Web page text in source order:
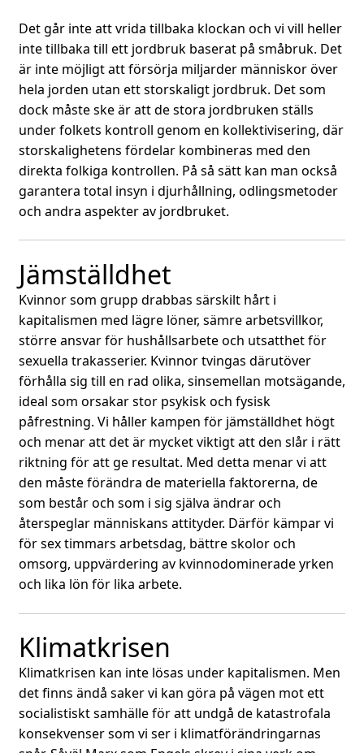
Det går inte att vrida tillbaka klockan och vi vill heller
inte tillbaka till ett jordbruk baserat på småbruk. Det
är inte möjligt att försörja miljarder människor över
hela jorden utan ett storskaligt jordbruk. Det som
dock måste ske är att de stora jordbruken ställs
under folkets kontroll genom en kollektivisering, där
storskalighetens fördelar kombineras med den
direkta folkiga kontrollen. På så sätt kan man också
garantera total insyn i djurhållning, odlingsmetoder
och andra aspekter av jordbruket.
Jämställdhet
Kvinnor som grupp drabbas särskilt hårt i
kapitalismen med lägre löner, sämre arbetsvillkor,
större ansvar för hushållsarbete och utsatthet för
sexuella trakasserier. Kvinnor tvingas därutöver
förhålla sig till en rad olika, sinsemellan motsägande,
ideal som orsakar stor psykisk och fysisk
påfrestning. Vi håller kampen för jämställdhet högt
och menar att det är mycket viktigt att den slår i rätt
riktning för att ge resultat. Med detta menar vi att
den måste förändra de materiella faktorerna, de
som består och som i sig själva ändrar och
återspeglar människans attityder. Därför kämpar vi
för sex timmars arbetsdag, bättre skolor och
omsorg, uppvärdering av kvinnodominerade yrken
och lika lön för lika arbete.
Klimatkrisen
Klimatkrisen kan inte lösas under kapitalismen. Men
det finns ändå saker vi kan göra på vägen mot ett
socialistiskt samhälle för att undgå de katastrofala
konsekvenser som vi ser i klimatförändringarnas